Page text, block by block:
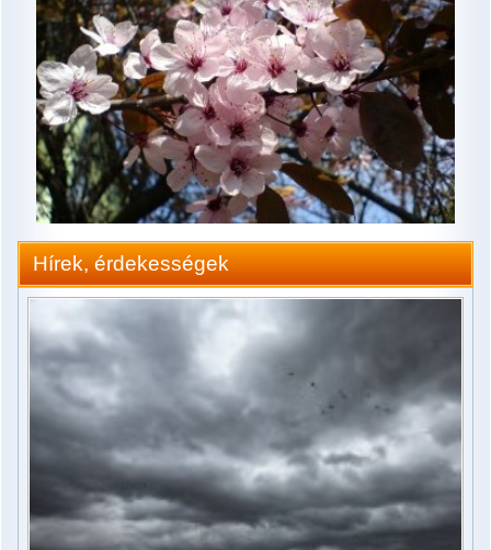
Hírek, érdekességek